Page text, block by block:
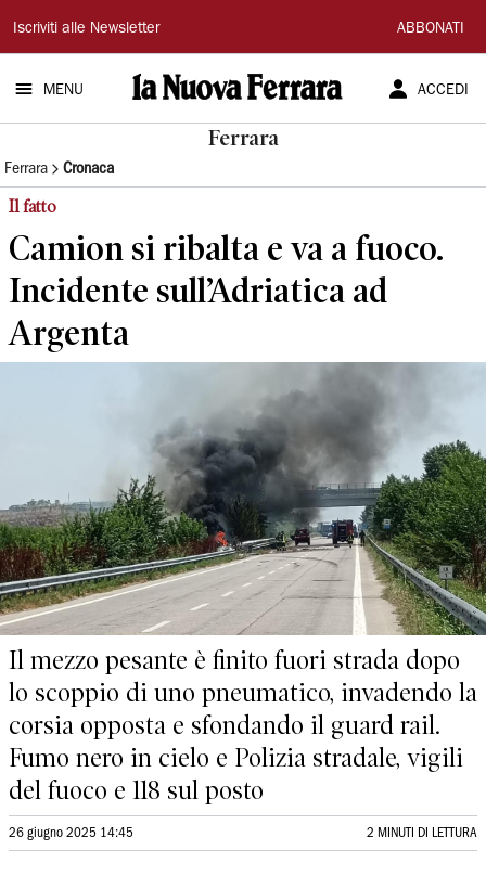
La
Nuova
Ferrara
Iscriviti alle Newsletter ABBONATI
MENU ACCEDI
Ferrara
Ferrara Cronaca
Il fatto
Camion si ribalta e va a fuoco.
Incidente sull’Adriatica ad
Argenta
Il mezzo pesante è finito fuori strada dopo
lo scoppio di uno pneumatico, invadendo la
corsia opposta e sfondando il guard rail.
Fumo nero in cielo e Polizia stradale, vigili
del fuoco e 118 sul posto
26 giugno 2025 14:45 2 MINUTI DI LETTURA